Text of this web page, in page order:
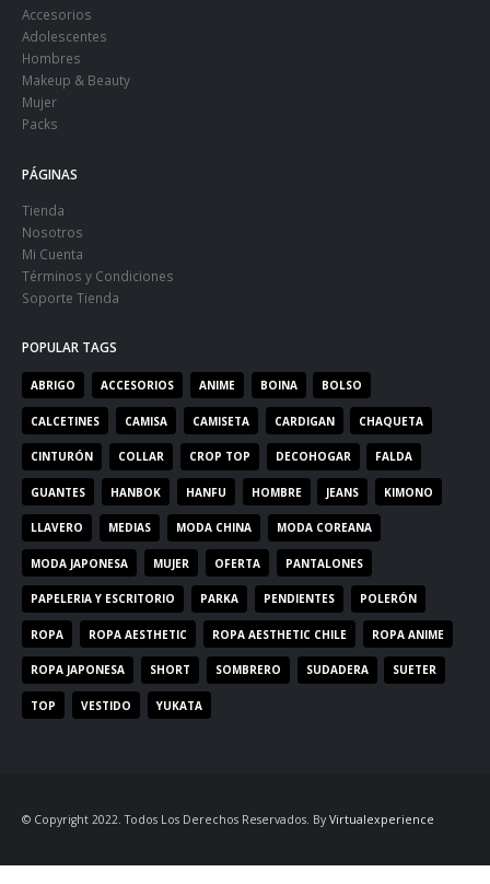
Accesorios
Adolescentes
Hombres
Makeup & Beauty
Mujer
Packs
PÁGINAS
Tienda
Nosotros
Mi Cuenta
Términos y Condiciones
Soporte Tienda
POPULAR TAGS
ABRIGO ACCESORIOS ANIME BOINA BOLSO
CALCETINES CAMISA CAMISETA CARDIGAN CHAQUETA
CINTURÓN COLLAR CROP TOP DECOHOGAR FALDA
GUANTES HANBOK HANFU HOMBRE JEANS KIMONO
LLAVERO MEDIAS MODA CHINA MODA COREANA
MODA JAPONESA MUJER OFERTA PANTALONES
PAPELERIA Y ESCRITORIO PARKA PENDIENTES POLERÓN
ROPA ROPA AESTHETIC ROPA AESTHETIC CHILE ROPA ANIME
ROPA JAPONESA SHORT SOMBRERO SUDADERA SUETER
TOP VESTIDO YUKATA
© Copyright 2022. Todos Los Derechos Reservados. By Virtualexperience